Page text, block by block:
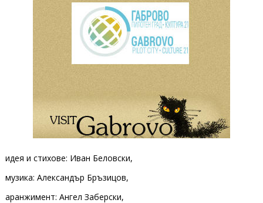
идея и стихове: Иван Беловски,
музика: Александър Бръзицов,
аранжимент: Ангел Заберски,